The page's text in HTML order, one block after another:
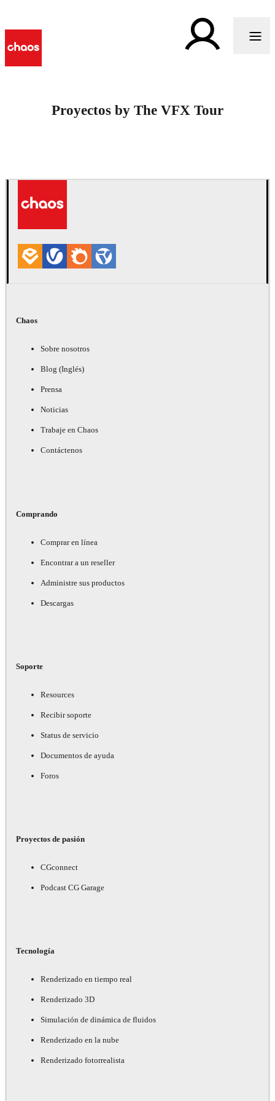
Proyectos by The VFX Tour
Chaos
Sobre nosotros
Blog (Inglés)
Prensa
Noticias
Trabaje en Chaos
Contáctenos
Comprando
Comprar en línea
Encontrar a un reseller
Administre sus productos
Descargas
Soporte
Resources
Recibir soporte
Status de servicio
Documentos de ayuda
Foros
Proyectos de pasión
CGconnect
Podcast CG Garage
Tecnología
Renderizado en tiempo real
Renderizado 3D
Simulación de dinámica de fluidos
Renderizado en la nube
Renderizado fotorrealista